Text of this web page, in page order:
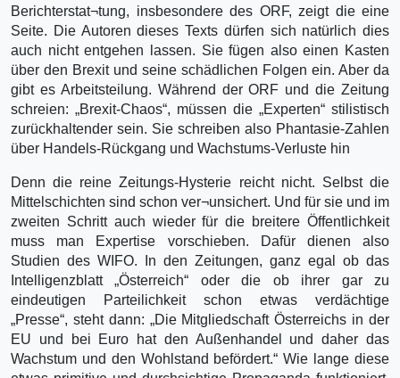
Berichterstat¬tung, insbesondere des ORF, zeigt die eine
Seite. Die Autoren dieses Texts dürfen sich natürlich dies
auch nicht entgehen lassen. Sie fügen also einen Kasten
über den Brexit und seine schädlichen Folgen ein. Aber da
gibt es Arbeitsteilung. Während der ORF und die Zeitung
schreien: „Brexit-Chaos“, müssen die „Experten“ stilistisch
zurückhaltender sein. Sie schreiben also Phantasie-Zahlen
über Handels-Rückgang und Wachstums-Verluste hin
Denn die reine Zeitungs-Hysterie reicht nicht. Selbst die
Mittelschichten sind schon ver¬unsichert. Und für sie und im
zweiten Schritt auch wieder für die breitere Öffentlichkeit
muss man Expertise vorschieben. Dafür dienen also
Studien des WIFO. In den Zeitungen, ganz egal ob das
Intelligenzblatt „Österreich“ oder die ob ihrer gar zu
eindeutigen Parteilichkeit schon etwas verdächtige
„Presse“, steht dann: „Die Mitgliedschaft Österreichs in der
EU und bei Euro hat den Außenhandel und daher das
Wachstum und den Wohlstand befördert.“ Wie lange diese